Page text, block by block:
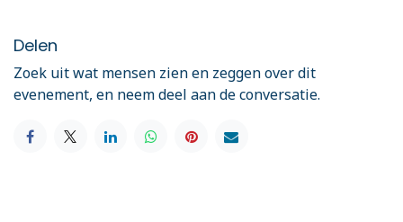
Delen
Zoek uit wat mensen zien en zeggen over dit
evenement, en neem deel aan de conversatie.